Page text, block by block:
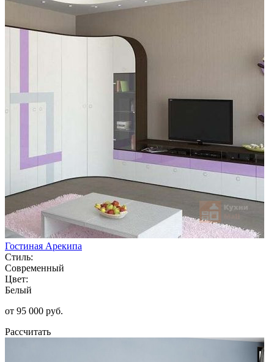
Гостиная Арекипа
Стиль:
Современный
Цвет:
Белый
от 95 000 руб.
Рассчитать